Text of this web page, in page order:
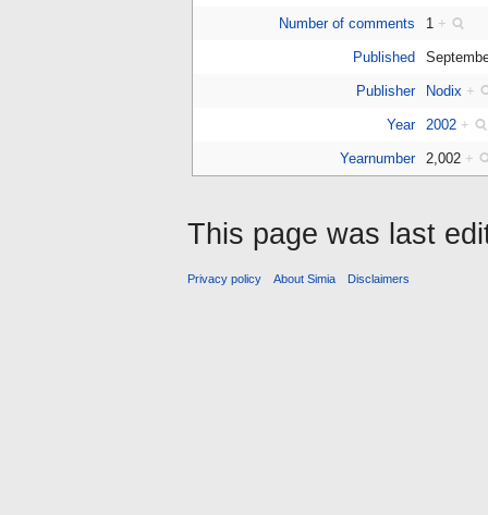
Number of comments 1 +
Published
Publisher Nodix +
Year 2002 +
Yearnumber 2,002 +
This page was last
Privacy policy About Simia Disclaimers